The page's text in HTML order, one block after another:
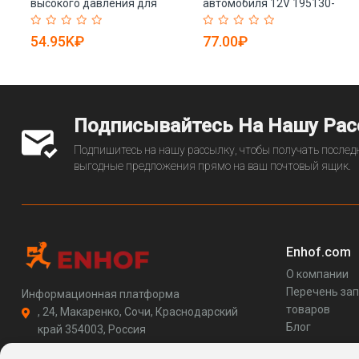
высокого давления для
бутылкоподдувочной
машины (арт. 25-28071753)
54.95K₽
автомобиля 12V 195130-
6978 195130-7030 23221-
74021 195130-2180
77.00₽
Подписывайтесь На Нашу
Подпишитесь на нашу рассылку, чтобы получать
выгодные предложения прямо на ваш почтовый ящик.
Информационная платформа
, 24, Макаренко, Сочи, Краснодарский
край 354003, Россия
Enhof.com
О компании
Перечень
товаров
Блог